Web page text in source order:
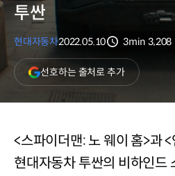
투싼
현대자동차2022.05.10
3min 3,208
선호하는 출처로 추가(새
창
열림)
<스파이더맨: 노 웨이 홈>과
현대자동차 투싼의 비하인드